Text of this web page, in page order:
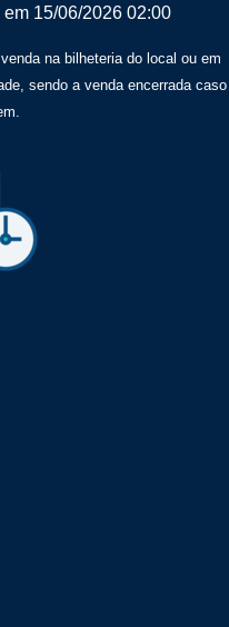
15/06/2026 02:00
na bilheteria do local ou em
sendo a venda encerrada caso